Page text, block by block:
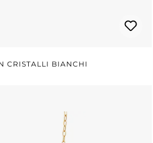
CRISTALLI BIANCHI